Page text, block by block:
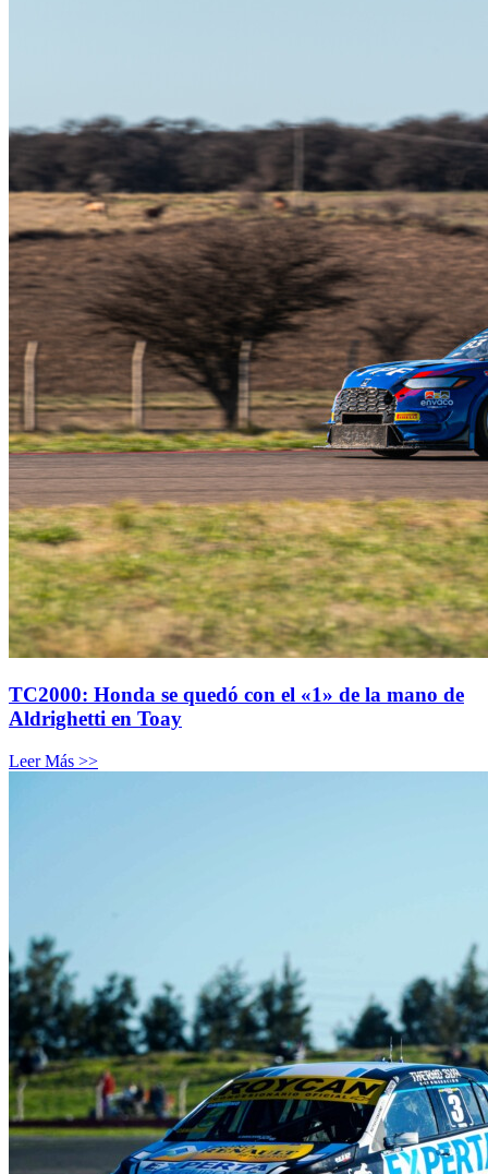
TC2000: Honda se quedó con el «1» de la mano de
Aldrighetti en Toay
Leer Más >>